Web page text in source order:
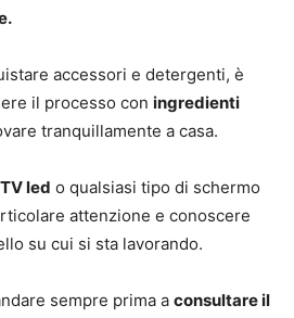
accessori e detergenti, è
il processo con ingredienti
tranquillamente a casa.
led o qualsiasi tipo di schermo
attenzione e conoscere
su cui si sta lavorando.
sempre prima a consultare il